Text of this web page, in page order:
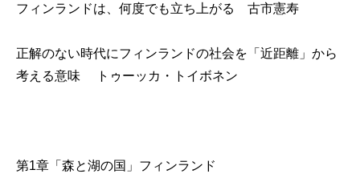
フィンランドは、何度でも立ち上がる 古市憲寿
正解のない時代にフィンランドの社会を「近距離」から
考える意味 トゥーッカ・トイボネン
第1章「森と湖の国」フィンランド